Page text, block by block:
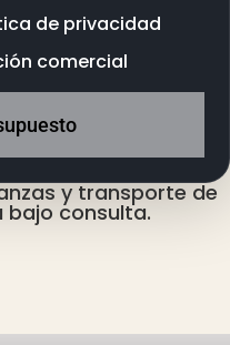
de privacidad
comercial
y transporte de
consulta.